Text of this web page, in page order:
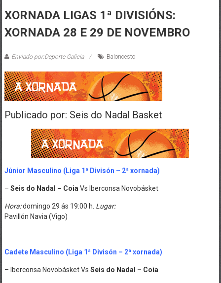
XORNADA LIGAS 1ª DIVISIÓNS:
XORNADA 28 E 29 DE NOVEMBRO
Enviado por:Deporte Galicia Baloncesto
Publicado por: Seis do Nadal Basket
.
Júnior Masculino (Liga1ª Divisón – 2ª xornada)
– Seis do Nadal – CoiaVs Iberconsa Novobásket
Hora:domingo 29 ás 19:00 h. Lugar:
Pavillón Navia (Vigo)
Cadete Masculino (Liga1ª Divisón – 2ª xornada)
– Iberconsa Novobásket Vs Seis do Nadal – Coia